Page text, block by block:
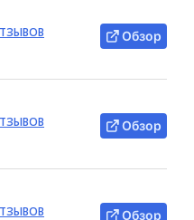
Обзор
Обзор
Обзор